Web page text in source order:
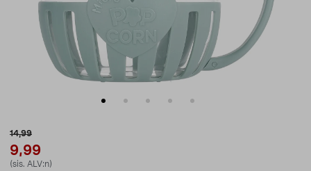
14,99
9,99
(sis. ALV:n)